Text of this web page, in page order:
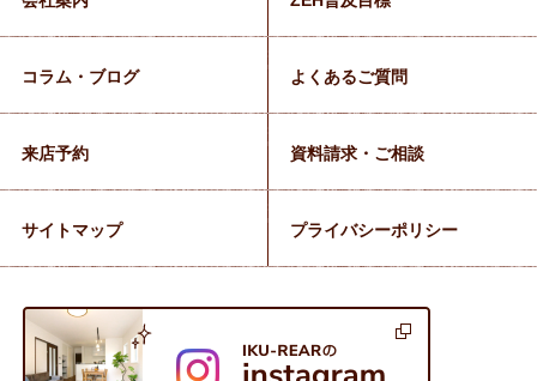
コラム・ブログ よくあるご質問
来店予約 資料請求・ご相談
サイトマップ プライバシーポリシー